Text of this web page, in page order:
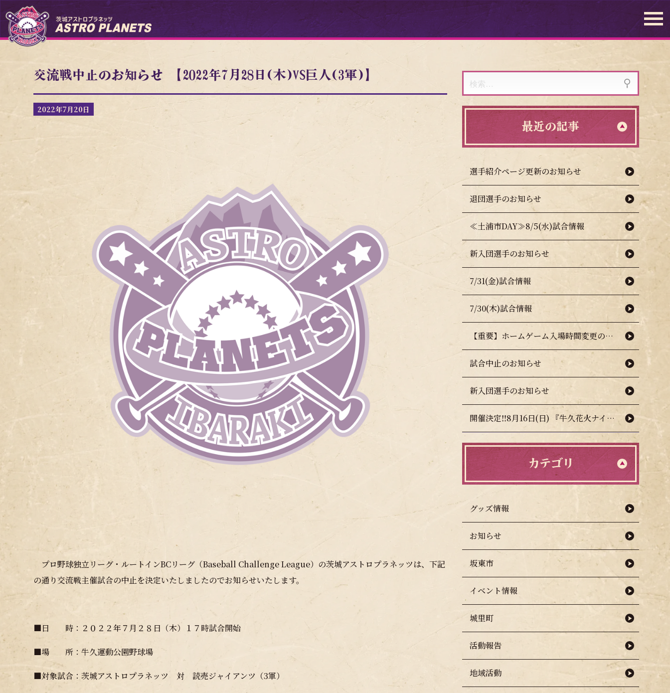
交流戦中止のお知らせ 【2022年7月28日(木)VS巨人(3軍)】
2022年7月20日
プロ野球独立リーグ・ルートインBCリーグ（Baseball Challenge League）の茨城アストロプラネッツは、下記
の通り交流戦主催試合の中止を決定いたしましたのでお知らせいたします。
■日 時：２０２２年７月２８日（木）１７時試合開始
■場 所：牛久運動公園野球場
■対象試合：茨城アストロプラネッツ 対 読売ジャイアンツ（3軍）
索:
最近の記事
選手紹介ページ更新のお知らせ
退団選手のお知らせ
≪土浦市DAY≫8/5(水)試合情報
新入団選手のお知らせ
7/31(金)試合情報
7/30(木)試合情報
【重要】ホームゲーム入場時間変更のお知らせ（熱中症対策について）
試合中止のお知らせ
新入団選手のお知らせ
開催決定‼8月16日(日) 『牛久花火ナイター』🎇🧨
カテゴリ
グッズ情報
お知らせ
坂東市
イベント情報
城里町
活動報告
地域活動